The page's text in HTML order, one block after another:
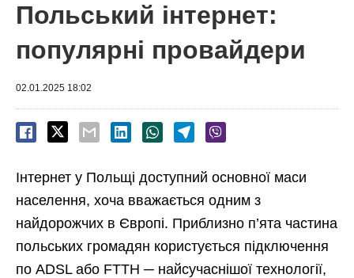
Польський інтернет:
популярні провайдери
02.01.2025 18:02
Інтернет у Польщі доступний основної маси
населення, хоча вважається одним з
найдорожчих в Європі. Приблизно п’ята частина
польських громадян користується підключення
по ADSL або FTTH ─ найсучаснішої технології,